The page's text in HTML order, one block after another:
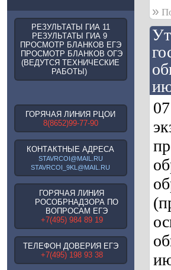
РЕЗУЛЬТАТЫ ГИА 11
РЕЗУЛЬТАТЫ ГИА 9
ПРОСМОТР БЛАНКОВ ЕГЭ
ПРОСМОТР БЛАНКОВ ОГЭ
(ВЕДУТСЯ ТЕХНИЧЕСКИЕ
РАБОТЫ)
ГОРЯЧАЯ ЛИНИЯ РЦОИ
8(8652)99-77-90
КОНТАКТНЫЕ АДРЕСА
STAVRCOI@MAIL.RU
STAVRCOI_9KL@MAIL.RU
ГОРЯЧАЯ ЛИНИЯ
РОСОБРНАДЗОРА ПО
ВОПРОСАМ ЕГЭ
+7(495) 984 89 19
ТЕЛЕФОН ДОВЕРИЯ ЕГЭ
+7(495) 198 93 38
»